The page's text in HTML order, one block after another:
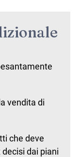
vendita di
che deve
dai piani